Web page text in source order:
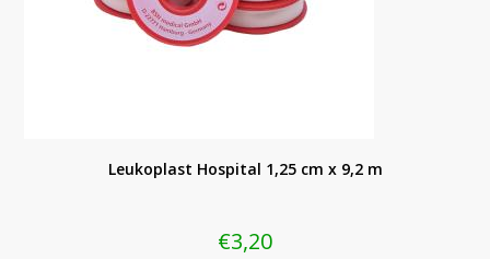
Leukoplast Hospital 1,25 cm x 9,2 m
€3,20